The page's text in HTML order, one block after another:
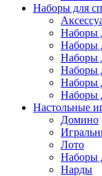
Наборы для
Наборы
Наборы
Наборы
Наборы
Наборы
Наборы
Настольные
Домино
Лото
Наборы
Нарды